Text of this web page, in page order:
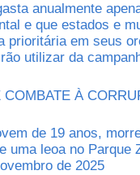
anualmente
e que estados e
prioritária em seus
utilizar da
À
de 19 anos,
uma leoa no Parque
de 2025